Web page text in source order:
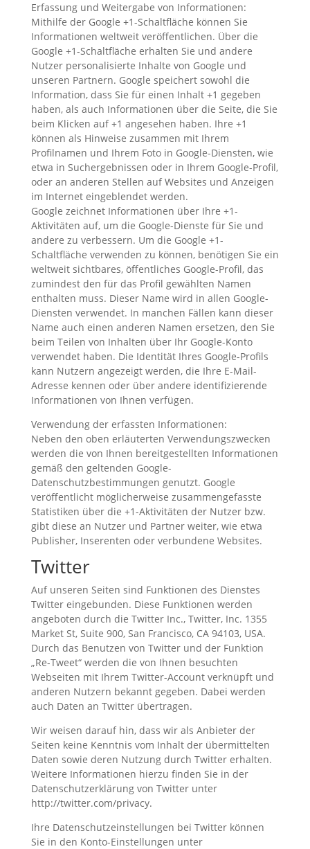
Erfassung und Weitergabe von Informationen:
Mithilfe der Google +1-Schaltfläche können Sie
Informationen weltweit veröffentlichen. Über die
Google +1-Schaltfläche erhalten Sie und andere
Nutzer personalisierte Inhalte von Google und
unseren Partnern. Google speichert sowohl die
Information, dass Sie für einen Inhalt +1 gegeben
haben, als auch Informationen über die Seite, die Sie
beim Klicken auf +1 angesehen haben. Ihre +1
können als Hinweise zusammen mit Ihrem
Profilnamen und Ihrem Foto in Google-Diensten, wie
etwa in Suchergebnissen oder in Ihrem Google-Profil,
oder an anderen Stellen auf Websites und Anzeigen
im Internet eingeblendet werden.
Google zeichnet Informationen über Ihre +1-
Aktivitäten auf, um die Google-Dienste für Sie und
andere zu verbessern. Um die Google +1-
Schaltfläche verwenden zu können, benötigen Sie ein
weltweit sichtbares, öffentliches Google-Profil, das
zumindest den für das Profil gewählten Namen
enthalten muss. Dieser Name wird in allen Google-
Diensten verwendet. In manchen Fällen kann dieser
Name auch einen anderen Namen ersetzen, den Sie
beim Teilen von Inhalten über Ihr Google-Konto
verwendet haben. Die Identität Ihres Google-Profils
kann Nutzern angezeigt werden, die Ihre E-Mail-
Adresse kennen oder über andere identifizierende
Informationen von Ihnen verfügen.
Verwendung der erfassten Informationen:
Neben den oben erläuterten Verwendungszwecken
werden die von Ihnen bereitgestellten Informationen
gemäß den geltenden Google-
Datenschutzbestimmungen genutzt. Google
veröffentlicht möglicherweise zusammengefasste
Statistiken über die +1-Aktivitäten der Nutzer bzw.
gibt diese an Nutzer und Partner weiter, wie etwa
Publisher, Inserenten oder verbundene Websites.
Twitter
Auf unseren Seiten sind Funktionen des Dienstes
Twitter eingebunden. Diese Funktionen werden
angeboten durch die Twitter Inc., Twitter, Inc. 1355
Market St, Suite 900, San Francisco, CA 94103, USA.
Durch das Benutzen von Twitter und der Funktion
„Re-Tweet“ werden die von Ihnen besuchten
Webseiten mit Ihrem Twitter-Account verknüpft und
anderen Nutzern bekannt gegeben. Dabei werden
auch Daten an Twitter übertragen.
Wir weisen darauf hin, dass wir als Anbieter der
Seiten keine Kenntnis vom Inhalt der übermittelten
Daten sowie deren Nutzung durch Twitter erhalten.
Weitere Informationen hierzu finden Sie in der
Datenschutzerklärung von Twitter unter
http://twitter.com/privacy.
Ihre Datenschutzeinstellungen bei Twitter können
Sie in den Konto-Einstellungen unter